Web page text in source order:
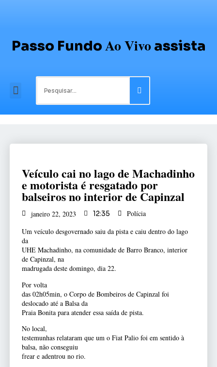
Passo Fundo Ao Vivo assista
Veículo cai no lago de Machadinho
e motorista é resgatado por
balseiros no interior de Capinzal
janeiro 22, 2023 12:35
Polícia
Um veículo desgovernado saiu da pista e caiu dentro do lago
da
UHE Machadinho, na comunidade de Barro Branco, interior
de Capinzal, na
madrugada deste domingo, dia 22.
Por volta
das 02h05min, o Corpo de Bombeiros de Capinzal foi
deslocado até a Balsa da
Praia Bonita para atender essa saída de pista.
No local,
testemunhas relataram que um o Fiat Palio foi em sentido à
balsa, não conseguiu
frear e adentrou no rio.